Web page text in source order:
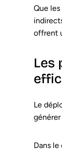
Que les
offrent
Les
Le
générer
Dans